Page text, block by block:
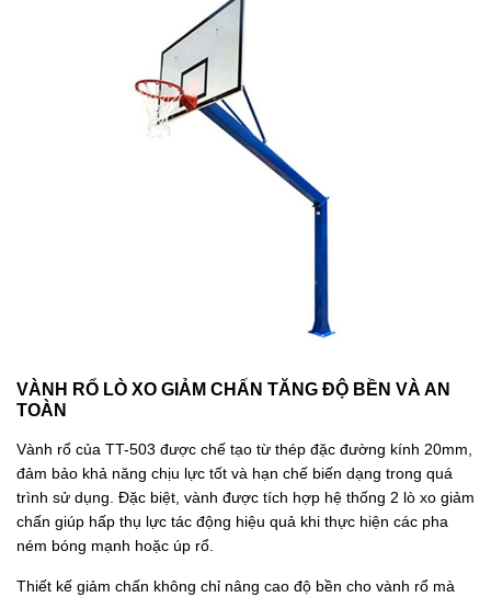
VÀNH RỔ LÒ XO GIẢM CHẤN TĂNG ĐỘ BỀN VÀ AN
TOÀN
Vành rổ của TT-503 được chế tạo từ thép đặc đường kính 20mm,
đảm bảo khả năng chịu lực tốt và hạn chế biến dạng trong quá
trình sử dụng. Đặc biệt, vành được tích hợp hệ thống 2 lò xo giảm
chấn giúp hấp thụ lực tác động hiệu quả khi thực hiện các pha
ném bóng mạnh hoặc úp rổ.
Thiết kế giảm chấn không chỉ nâng cao độ bền cho vành rổ mà